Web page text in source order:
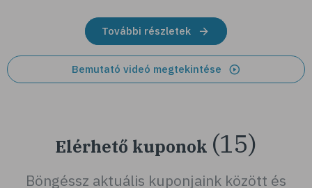
További részletek
Bemutató videó megtekintése
Elérhető kuponok (15)
Böngéssz aktuális kuponjaink között és